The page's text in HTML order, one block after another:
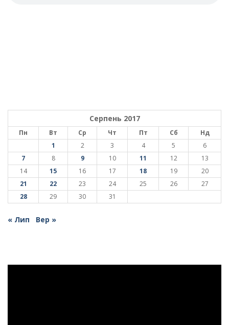
Серпень 2017
Пн Вт Ср Чт Пт Сб
Нд
1
2 3 4 5
6
7
8 9 10 11 12
13
14
15 16 17 18 19
20
21
22 23 24 25 26
27
28
29 30 31
« Лип Вер »